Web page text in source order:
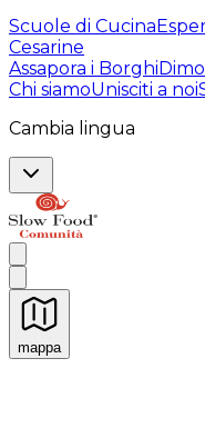
Scuole di Cucina
Cesarine
Assapora i Borghi
Chi siamoUnisciti a noi
Cambia lingua
mappa
Esperienze culinarie